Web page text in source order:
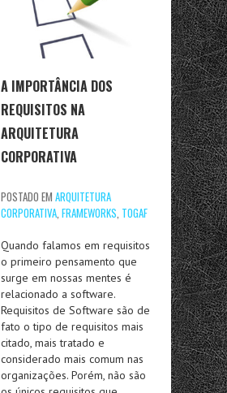
A IMPORTÂNCIA DOS
REQUISITOS NA
ARQUITETURA
CORPORATIVA
POSTADO EM ARQUITETURA
CORPORATIVA, FRAMEWORKS, TOGAF
Quando falamos em requisitos
o primeiro pensamento que
surge em nossas mentes é
relacionado a software.
Requisitos de Software são de
fato o tipo de requisitos mais
citado, mais tratado e
considerado mais comum nas
organizações. Porém, não são